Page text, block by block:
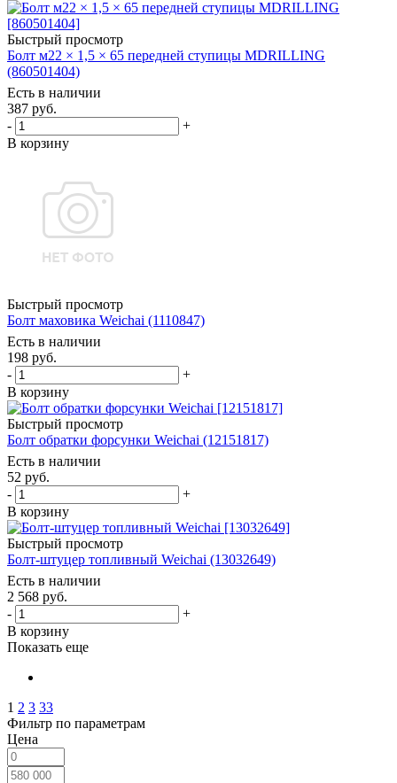
Быстрый просмотр
Болт м22 × 1,5 × 65 передней ступицы MDRILLING
(860501404)
Есть в наличии
387 руб.
-
+
В корзину
Быстрый просмотр
Болт маховика Weichai (1110847)
Есть в наличии
198 руб.
-
+
В корзину
Быстрый просмотр
Болт обратки форсунки Weichai (12151817)
Есть в наличии
52 руб.
-
+
В корзину
Быстрый просмотр
Болт-штуцер топливный Weichai (13032649)
Есть в наличии
2 568 руб.
-
+
В корзину
Показать еще
1 2 3 33
Фильтр по параметрам
Цена